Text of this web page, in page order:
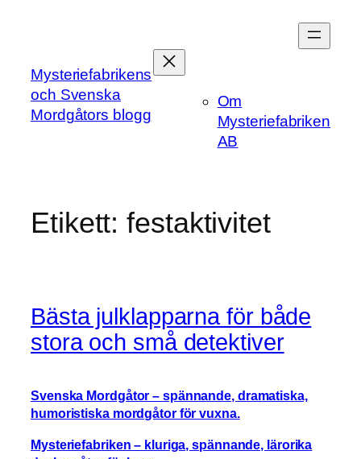
Mysteriefabrikens
och Svenska
Mordgåtors blogg
Om
Mysteriefabriken
AB
Etikett:festaktivitet
Bästa julklapparna för både
stora och små detektiver
Svenska Mordgåtor – spännande, dramatiska,
humoristiska mordgåtor för vuxna.
Mysteriefabriken – kluriga, spännande, lärorika